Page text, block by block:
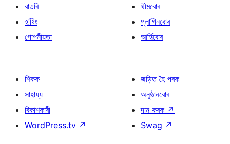
বাতৰি
হ’ষ্টিং
গোপনীয়তা
থীমবোৰ
প্লাগিনবোৰ
আৰ্হিবোৰ
শিকক
সাহায্য
বিকাশকাৰী
WordPress.tv ↗
জড়িত হৈ পৰক
অনুষ্ঠানবোৰ
দান কৰক ↗
Swag ↗